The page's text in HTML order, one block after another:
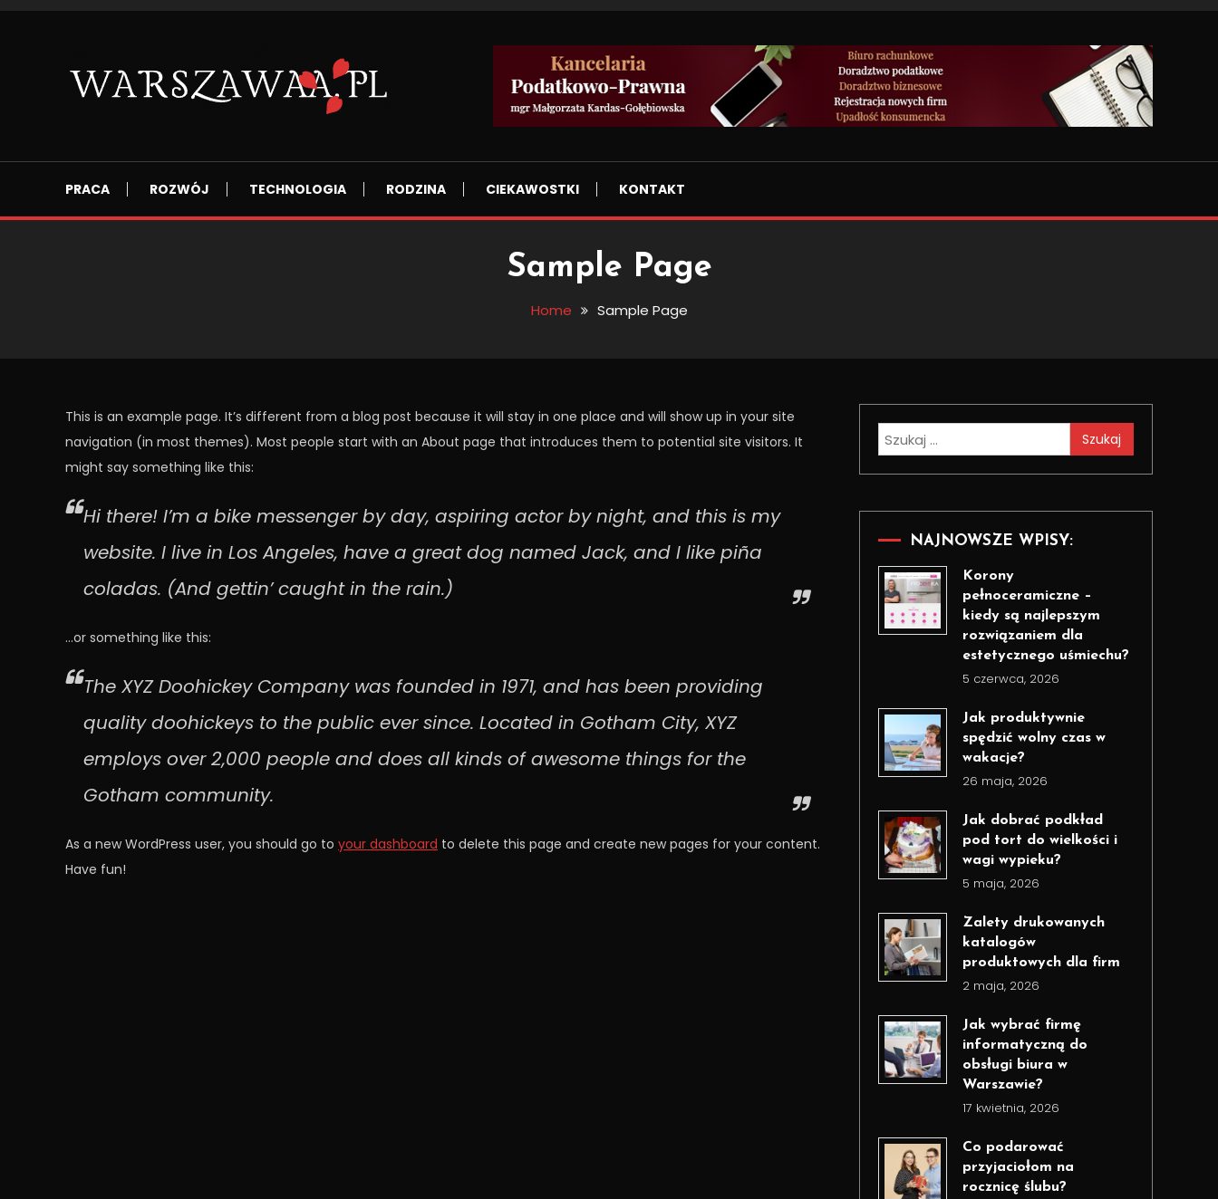
PRACA ROZWÓJ TECHNOLOGIA RODZINA CIEKAWOSTKI KONTAKT
Sample Page
Home Sample Page
This is an example page. It’s different from a blog post because it will stay in one place and will show up in your site
navigation (in most themes). Most people start with an About page that introduces them to potential site visitors. It
might say something like this:
Hi there! I’m a bike messenger by day, aspiring actor by night, and this is my
website. I live in Los Angeles, have a great dog named Jack, and I like piña
coladas. (And gettin’ caught in the rain.)
…or something like this:
The XYZ Doohickey Company was founded in 1971, and has been providing
quality doohickeys to the public ever since. Located in Gotham City, XYZ
employs over 2,000 people and does all kinds of awesome things for the
Gotham community.
As a new WordPress user, you should go to your dashboard to delete this page and create new pages for your content.
Have fun!
Szukaj:
NAJNOWSZE WPISY:
Korony
pełnoceramiczne –
kiedy są najlepszym
rozwiązaniem dla
estetycznego uśmiechu?
5 czerwca, 2026
Jak produktywnie
spędzić wolny czas w
wakacje?
26 maja, 2026
Jak dobrać podkład
pod tort do wielkości i
wagi wypieku?
5 maja, 2026
Zalety drukowanych
katalogów
produktowych dla firm
2 maja, 2026
Jak wybrać firmę
informatyczną do
obsługi biura w
Warszawie?
17 kwietnia, 2026
Co podarować
przyjaciołom na
rocznicę ślubu?